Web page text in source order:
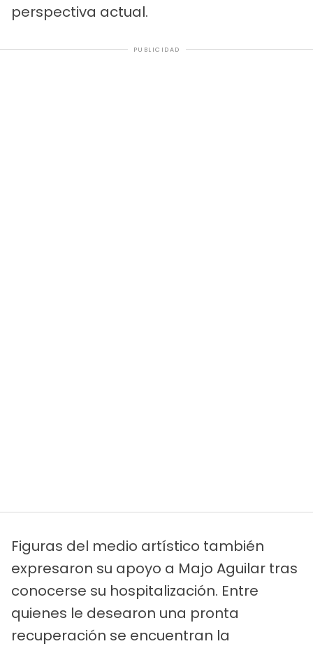
perspectiva actual.
PUBLICIDAD
Figuras del medio artístico también
expresaron su apoyo a Majo Aguilar tras
conocerse su hospitalización. Entre
quienes le desearon una pronta
recuperación se encuentran la